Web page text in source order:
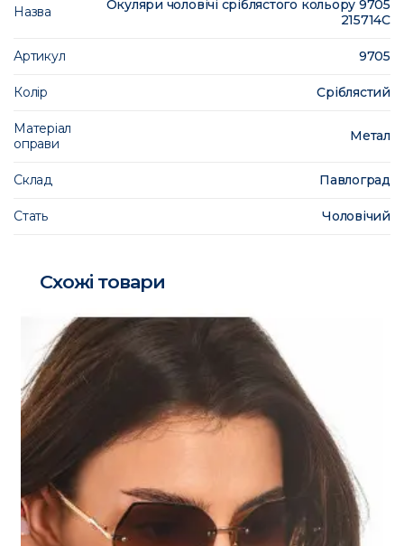
Назва
Окуляри чоловічі сріблястого кольору 9705
215714C
Артикул 9705
Колір Сріблястий
Матеріал
оправи
Метал
Склад Павлоград
Стать Чоловічий
Схожі товари